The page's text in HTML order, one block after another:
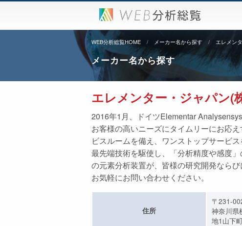
WEB分析総覧HOME メーカー名から探す エレメン
メーカー名から探す
エレメンター・ジャパン(
2016年1月、ドイツElementar
お客様の高いニーズにタイムリーにお応
ビスルームを備え、ワンストップサービス
最先端技術を駆使し、「分析精度や感度
の元素分析装置が、皆様の研究開発なら
お気軽にお問い合わせください。
住所
〒231-
神奈川県
地1山下